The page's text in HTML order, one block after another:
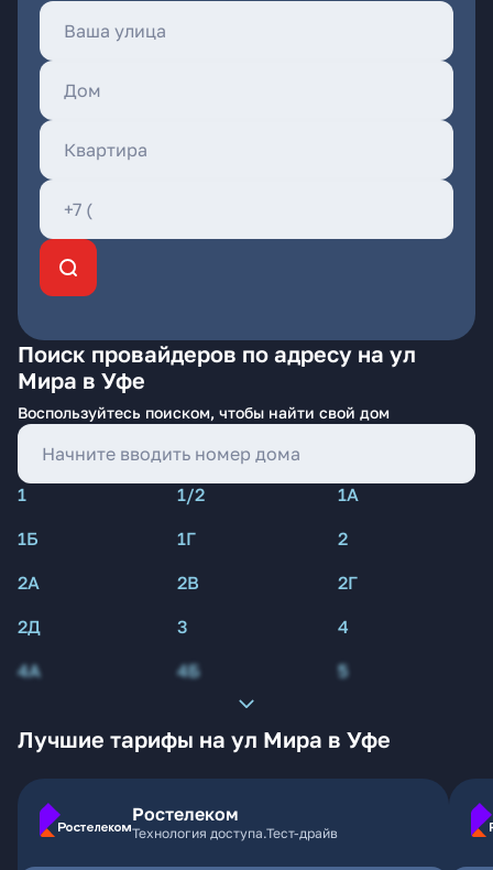
Поиск провайдеров по адресу на ул
Мира в Уфе
Воспользуйтесь поиском, чтобы найти свой дом
1 1/2
1А
1Б
1Г
2
2А
2В
2Г
2Д
3
4
4А
4Б 5
Лучшие тарифы на ул Мира в Уфе
Ростелеком
Технология доступа.Тест-драйв